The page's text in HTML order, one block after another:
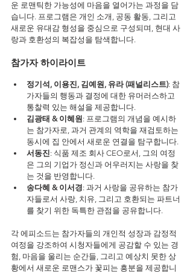
운 로맨틱한 가능성에 마음을 열어가는 과정을 담
습니다. 프로그램은 개인 소개, 공동 활동, 그리고
새로운 유대감 형성을 중심으로 구성되며, 현대 사
랑과 호환성의 복잡성을 탐색합니다.
참가자 하이라이트
정기석, 이용진, 김예원, 유라 (패널리스트): 참
가자들의 행동과 결정에 대한 유머러스하고
통찰력 있는 해설을 제공합니다.
김광태 & 이혜원: 프로그램의 개념을 예시하
는 참가자로, 과거 관계의 역학을 재검토하는
동시에 집 안에서 새로운 연결을 탐구합니다.
서동진: 식품 제조 회사 CEO로서, 그의 여정
은 그의 기업가 정신과 어우러지는 사랑을 찾
는 것을 반영합니다.
송다혜 & 이서경: 과거 사랑을 공유하는 참가
자들로서 사랑, 치유, 그리고 호환되는 파트너
를 찾기 위한 독특한 관점을 공유합니다.
각 에피소드는 참가자들의 개인적 성장과 감정적
여정을 강조하여 시청자들에게 공감할 수 있는 경
험, 마음을 울리는 순간들, 그리고 예상치 못한 상
황에서 새로운 로맨스가 꽃피는 흥분을 제공합니